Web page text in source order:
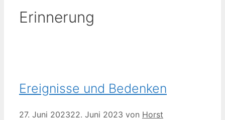
Erinnerung
Ereignisse und Bedenken
27. Juni 202322. Juni 2023 von Horst